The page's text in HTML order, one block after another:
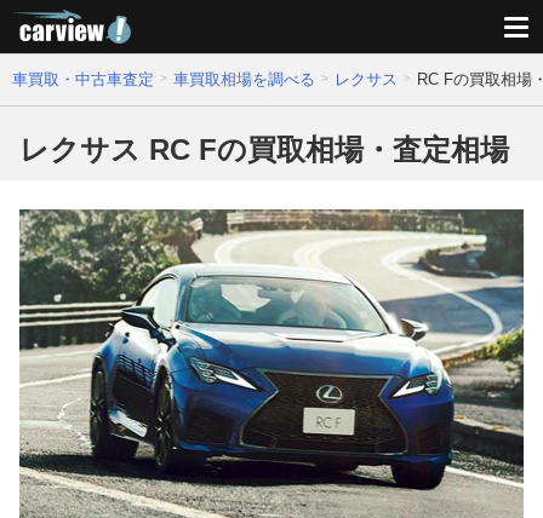
車買取・中古車査定 車買取相場を調べる レクサス RC Fの買取相場
レクサス RC Fの買取相場・査定相場